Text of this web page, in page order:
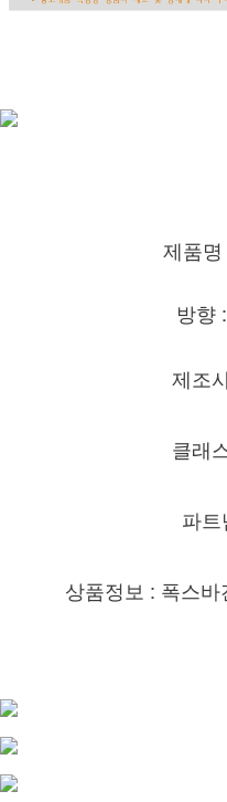
제품
방향
제조
클래
파
상품정보 : 폭스